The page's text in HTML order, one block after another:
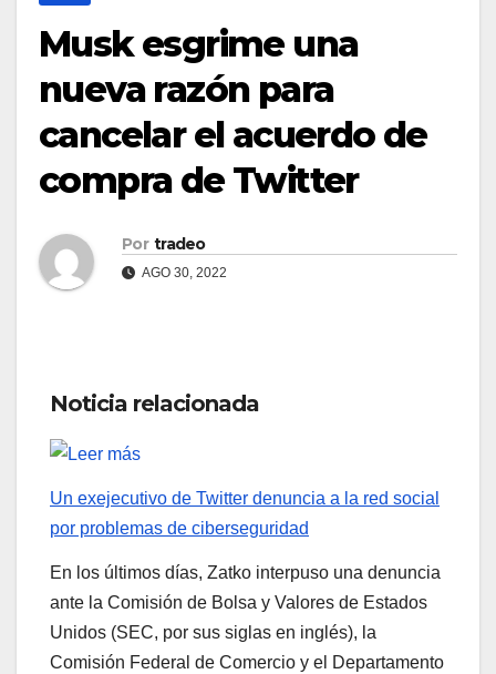
Musk esgrime una
nueva razón para
cancelar el acuerdo de
compra de Twitter
Por tradeo
AGO 30, 2022
Noticia relacionada
Un exejecutivo de Twitter denuncia a la red social
por problemas de ciberseguridad
En los últimos días, Zatko interpuso una denuncia
ante la Comisión de Bolsa y Valores de Estados
Unidos (SEC, por sus siglas en inglés), la
Comisión Federal de Comercio y el Departamento